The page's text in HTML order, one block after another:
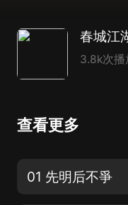
3.8k次播
查看更多
01 先明后不爭